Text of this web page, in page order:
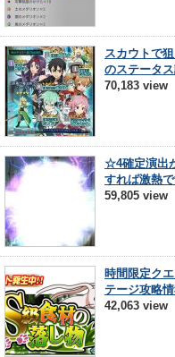
スカウトで
のステータ
70,183 view
☆4確定演出
すれば激熱で
59,805 view
時間限定ク
テージ攻略
42,063 view